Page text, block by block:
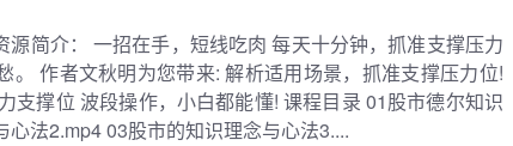
源简介： 一招在手，短线吃肉 每天十分钟，抓准支撑压力
。 作者文秋明为您带来: 解析适用场景，抓准支撑压力位!
支撑位 波段操作，小白都能懂! 课程目录 01股市德尔知识
法2.mp4 03股市的知识理念与心法3....